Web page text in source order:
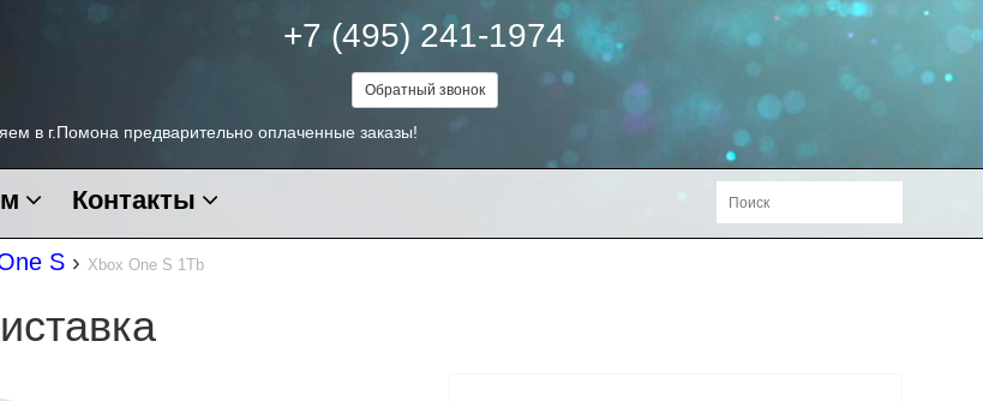
+7 (495) 241-1974
Обратный звонок
в г.Помона предварительно оплаченные заказы!
Контакты
S › Xbox One S 1Tb